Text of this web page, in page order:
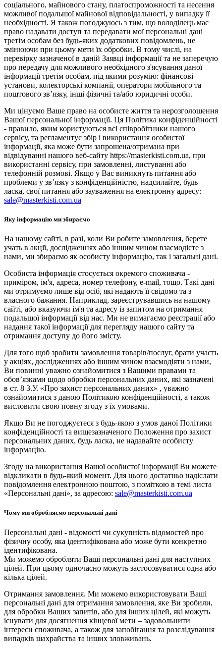
соціального, майнового стану, платоспроможності та несення
можливої подальшої майнової відповідальності, у випадку її
необхідності. Я також погоджуюсь з тим, що володілець має
право надавати доступ та передавати мої персональні дані
третім особам без будь-яких додаткових повідомлень, не
змінюючи при цьому мети їх обробки. В тому числі, на
перевірку зазначеної в даній Заявці інформації та не заперечую
про передачу для можливого необхідного з'ясування даної
інформації третім особам, під якими розумію: фінансові
установи, колекторські компанії, оператори мобільного та
поштового зв’язку, інші фізичні та/або юридичні особи.
Ми цінуємо Ваше право на особисте життя та нерозголошення
Вашої персональної інформації. Ця Політика конфіденційності
- правило, яким користуються всі співробітники нашого
сервісу, та регламентує збір і використання особистої
інформації, яка може бути запрошена/отримана при
відвідуванні нашого веб-сайту https://masterkisti.com.ua, при
використанні сервісу, при замовленні, листуванні або
телефонній розмові. Якщо у Вас виникнуть питання або
проблеми у зв’язку з конфіденційністю, надсилайте, будь
ласка, свої питання або зауваження на електронну адресу:
sale@masterkisti.com.ua
Яку інформацію ми збираємо
На нашому сайті, в разі, коли Ви робите замовлення, берете
учать в акції, дослідженнях або іншим чином взаємодієте з
нами, ми збираємо як особисту інформацію, так і загальні дані.
Особиста інформація стосується окремого споживача -
приміром, ім'я, адреса, номер телефону, e-mail, тощо. Такі дані
ми отримуємо лише від осіб, які надають її свідомо та з
власного бажання. Наприклад, зареєструвавшись на нашому
сайті, або вказуючи ім'я та адресу із запитом на отримання
подальшої інформації від нас. Ми не вимагаємо реєстрації або
надання такої інформації для перегляду нашого сайту та
отримання доступу до його змісту.
Для того щоб зробити замовлення товарів/послуг, брати участь
у акціях, дослідженнях або іншим чином взаємодіяти з нами,
Ви повинні уважно ознайомитися з Вашими правами та
обов’язками щодо обробки персональних даних, які зазначені
в ст. 8 З.У. «Про захист персональних даних» , уважно
ознайомитися з даною Політикою конфіденційності, а також
висловити свою повну згоду з їх умовами.
Якщо Ви не погоджуєтеся з будь-якою з умов даної Політики
конфіденційності та вищезазначеного Положення про захист
персональних даних, будь ласка, не надавайте особисту
інформацію.
Згоду на використання Вашої особистої інформації Ви можете
відкликати в будь-який момент. Для цього достатньо надіслати
повідомлення електронною поштою, з поміткою в темі листа
«Персональні дані», за адресою: sale@masterkisti.com.ua
Чому ми обробляємо персональні дані
Персональні дані - відомості чи сукупність відомостей про
фізичну особу, яка ідентифікована або може бути конкретно
ідентифікована.
Ми можемо обробляти Ваші персональні дані для наступних
цілей. При цьому одночасно можуть застосовуватися одна або
кілька цілей.
Отримання замовлення. Ми можемо використовувати Ваші
персональні дані для отримання замовлення, яке Ви зробили,
для обробки Ваших запитів, або для інших цілей, які можуть
існувати для досягнення кінцевої мети – задовольнити
інтереси споживача, а також для запобігання та розслідування
випадків шахрайства та інших зловживань.